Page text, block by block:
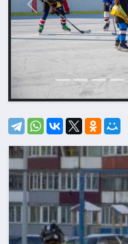
Назад